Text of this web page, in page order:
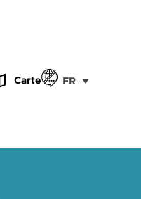
Carte FR